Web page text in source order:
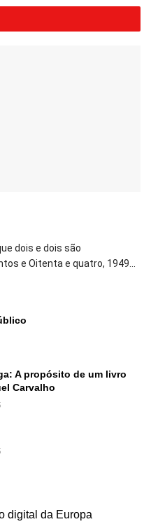
dois e dois são
e Oitenta e quatro, 1949...
A propósito de um livro
Carvalho
digital da Europa